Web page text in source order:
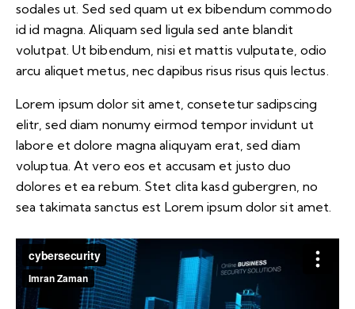
sodales ut. Sed sed quam ut ex bibendum commodo
id id magna. Aliquam sed ligula sed ante blandit
volutpat. Ut bibendum, nisi et mattis vulputate, odio
arcu aliquet metus, nec dapibus risus risus quis lectus.
Lorem ipsum dolor sit amet, consetetur sadipscing
elitr, sed diam nonumy eirmod tempor invidunt ut
labore et dolore magna aliquyam erat, sed diam
voluptua. At vero eos et accusam et justo duo
dolores et ea rebum. Stet clita kasd gubergren, no
sea takimata sanctus est Lorem ipsum dolor sit amet.